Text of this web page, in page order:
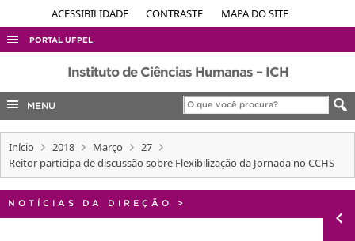
ACESSIBILIDADE CONTRASTE MAPA DO SITE
PORTAL UFPEL
ACESSO À INFORMAÇÃO
AUDITORIA
COBALTO
CONCURSOS
INTERNACIONAL
Instituto de Ciências Humanas – ICH
MENU
Início 2018 Março
27
Reitor participa de discussão sobre Flexibilização da Jornada no CCHS
NOTÍCIAS DA DIREÇÃO >